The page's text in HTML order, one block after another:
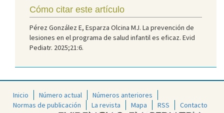
Cómo citar este artículo
Pérez González E, Esparza Olcina MJ. La prevención de
lesiones en el programa de salud infantil es eficaz. Evid
Pediatr. 2025;21:6.
Inicio Número actual
Números anteriores
Normas de publicación
La revista Mapa RSS Contacto